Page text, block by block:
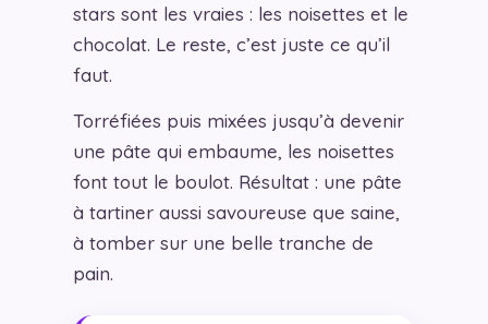
stars sont les vraies : les noisettes et le
chocolat. Le reste, c’est juste ce qu’il
faut.
Torréfiées puis mixées jusqu’à devenir
une pâte qui embaume, les noisettes
font tout le boulot. Résultat : une pâte
à tartiner aussi savoureuse que saine,
à tomber sur une belle tranche de
pain.